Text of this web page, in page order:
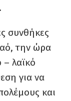
συνθήκες
την ώρα
– λαϊκό
για να
και